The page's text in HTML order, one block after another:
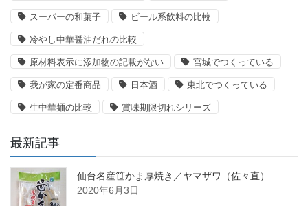
スーパーの和菓子 ビール系飲料の比較
冷やし中華醤油だれの比較
原材料表示に添加物の記載がない 宮城でつくっている
我が家の定番商品 日本酒 東北でつくっている
生中華麺の比較 賞味期限切れシリーズ
最新記事
仙台名産笹かま厚焼き／ヤマザワ（佐々直）
2020年6月3日